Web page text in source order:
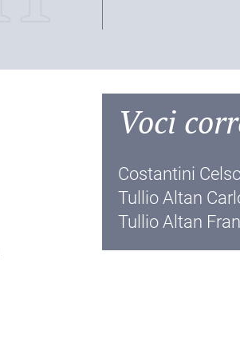
Voci
Costantini
Tullio Altan
Tullio Altan